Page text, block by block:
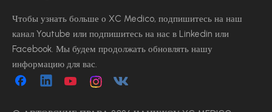
Чтобы узнать больше о XC Medico, подпишитесь на наш
канал Youtube или подпишитесь на нас в Linkedin или
Facebook. Мы будем продолжать обновлять нашу
информацию для вас.